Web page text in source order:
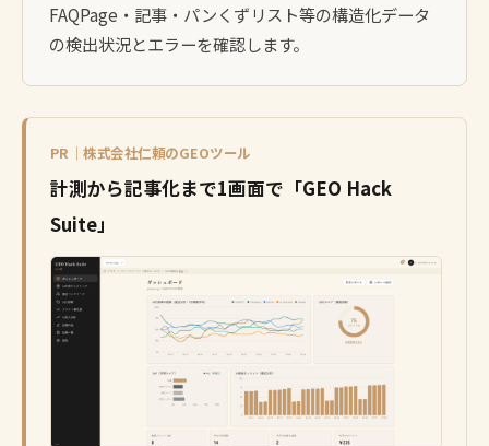
FAQPage・記事・パンくずリスト等の構造化データ
の検出状況とエラーを確認します。
PR｜株式会社仁頼のGEOツール
計測から記事化まで1画面で「GEO Hack
Suite」